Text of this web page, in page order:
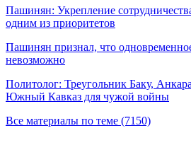
Пашинян: Укрепление
одним из приоритетов
Пашинян признал, что
невозможно
Политолог: Треугольник Баку,
Южный Кавказ для чужой войны
Все материалы по теме (7150)